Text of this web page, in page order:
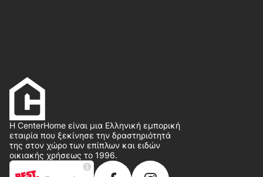
Η CenterHome είναι μια Ελληνική εμπορική
εταιρία που ξεκίνησε την δραστηριότητά
της στον χώρο των επίπλων και ειδών
οικιακής χρήσεως το 1996.